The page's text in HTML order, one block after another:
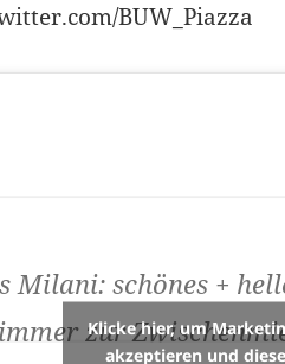
BUW_Piazza
Milani: schönes +
zur
Klicke hier, um
akzeptieren und